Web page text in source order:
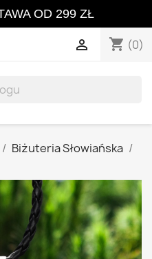
OD 299 ZŁ
shopping_cart (0)

Biżuteria Słowiańska